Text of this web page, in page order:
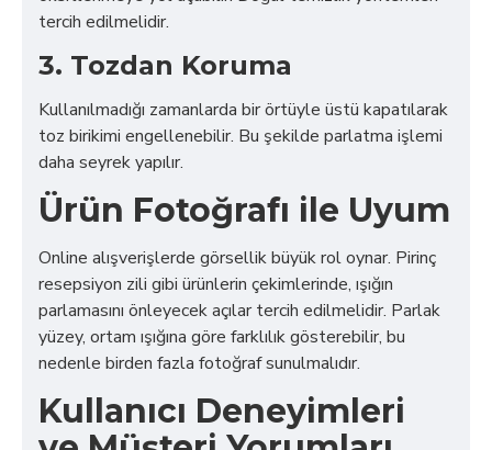
tercih edilmelidir.
3. Tozdan Koruma
Kullanılmadığı zamanlarda bir örtüyle üstü kapatılarak
toz birikimi engellenebilir. Bu şekilde parlatma işlemi
daha seyrek yapılır.
Ürün Fotoğrafı ile Uyum
Online alışverişlerde görsellik büyük rol oynar. Pirinç
resepsiyon zili gibi ürünlerin çekimlerinde, ışığın
parlamasını önleyecek açılar tercih edilmelidir. Parlak
yüzey, ortam ışığına göre farklılık gösterebilir, bu
nedenle birden fazla fotoğraf sunulmalıdır.
Kullanıcı Deneyimleri